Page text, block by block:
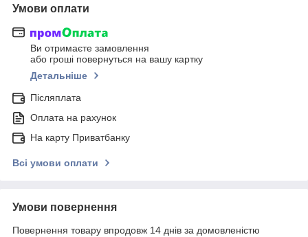
Умови оплати
Ви отримаєте замовлення
або гроші повернуться на вашу картку
Детальніше
Післяплата
Оплата на рахунок
На карту Приватбанку
Всі умови оплати
Умови повернення
Повернення товару впродовж 14 днів за домовленістю